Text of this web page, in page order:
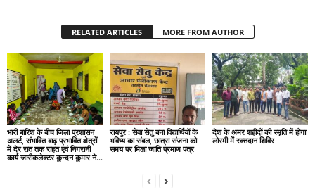
RELATED ARTICLES MORE FROM AUTHOR
भारी बारिश के बीच जिला प्रशासन
अलर्ट, संभावित बाढ़ प्रभावित क्षेत्रों
में देर रात तक राहत एवं निगरानी
कार्य जारीकलेक्टर कुन्दन कुमार ने...
रायपुर : सेवा सेतु बना विद्यार्थियों के
भविष्य का संबल, छात्रा संजना को
समय पर मिला जाति प्रमाण पत्र
देश के अमर शहीदों की स्मृति में होगा
लोरमी में रक्तदान शिविर